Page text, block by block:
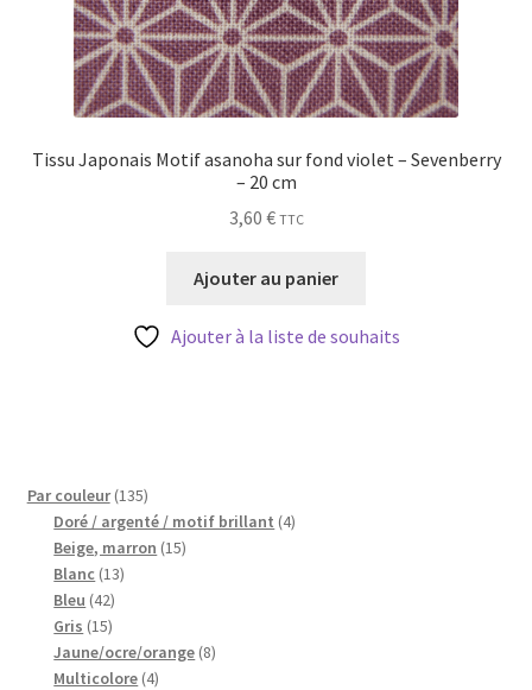
Tissu Japonais Motif asanoha sur fond violet – Sevenberry
– 20 cm
3,60 € TTC
Ajouter au panier
Ajouter à la liste de souhaits
Par couleur 135135
produits
Doré / argenté / motif brillant 44
Beige, marron 1515
Blanc 1313
Bleu 4242
produits
Gris 1515
produits
Jaune/ocre/orange 88
Multicolore 44